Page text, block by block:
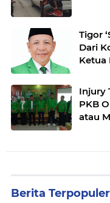
Tigor
Dari
Ketua
Injury
PKB
atau
Berita Terpopuler